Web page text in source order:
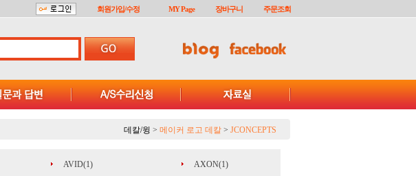
회원가입/수정 MY Page 장바구니 주문조회
데칼/윙 > 메이커 로고 데칼> JCONCEPTS
AVID(1)
AXON(1)